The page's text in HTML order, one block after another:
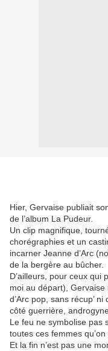
Hier, Gervaise publiait
de l’album La Pudeur.
Un clip magnifique,
chorégraphies et un
incarner Jeanne d’Arc
de la bergère au bûcher.
D’ailleurs, pour ceux qui
moi au départ), Gervaise
d’Arc pop, sans récup’
côté guerrière,
Le feu ne symbolise pas
toutes ces femmes
Et la fin n’est pas une